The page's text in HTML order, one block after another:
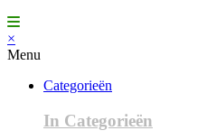
×
Menu
Categorieën
In Categorieën